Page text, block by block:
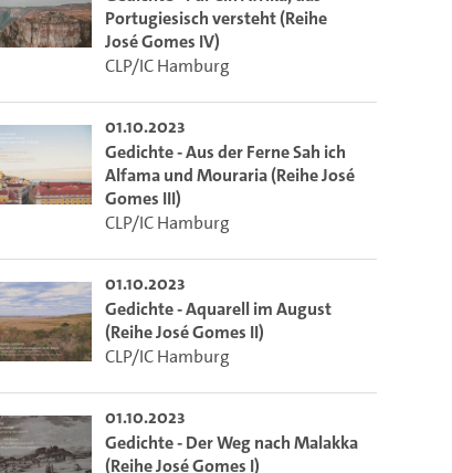
Zeit auszuwählen.
Zeit auszuwählen.
Portugiesisch versteht (Reihe
José Gomes IV)
CLP/IC Hamburg
01.10.2023
Gedichte - Aus der Ferne Sah ich
Alfama und Mouraria (Reihe José
Gomes III)
CLP/IC Hamburg
01.10.2023
Gedichte - Aquarell im August
(Reihe José Gomes II)
CLP/IC Hamburg
01.10.2023
Gedichte - Der Weg nach Malakka
(Reihe José Gomes I)